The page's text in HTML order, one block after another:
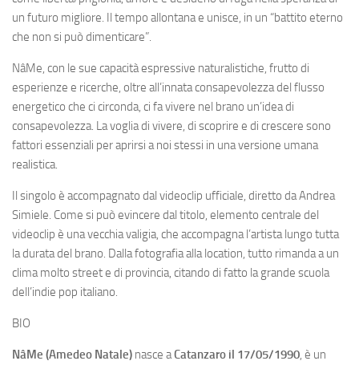
un futuro migliore. Il tempo allontana e unisce, in un “battito eterno
che non si può dimenticare”.
NâMe, con le sue capacità espressive naturalistiche, frutto di
esperienze e ricerche, oltre all’innata consapevolezza del flusso
energetico che ci circonda, ci fa vivere nel brano un’idea di
consapevolezza. La voglia di vivere, di scoprire e di crescere sono
fattori essenziali per aprirsi a noi stessi in una versione umana
realistica.
Il singolo è accompagnato dal videoclip ufficiale, diretto da Andrea
Simiele. Come si può evincere dal titolo, elemento centrale del
videoclip è una vecchia valigia, che accompagna l’artista lungo tutta
la durata del brano. Dalla fotografia alla location, tutto rimanda a un
clima molto street e di provincia, citando di fatto la grande scuola
dell’indie pop italiano.
BIO
NâMe (Amedeo Natale) nasce aCatanzaro il 17/05/1990, è un